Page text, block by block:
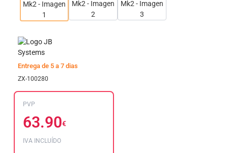
Entrega de 5 a 7 dias
ZX-100280
PVP
63.90€
IVA INCLUÍDO